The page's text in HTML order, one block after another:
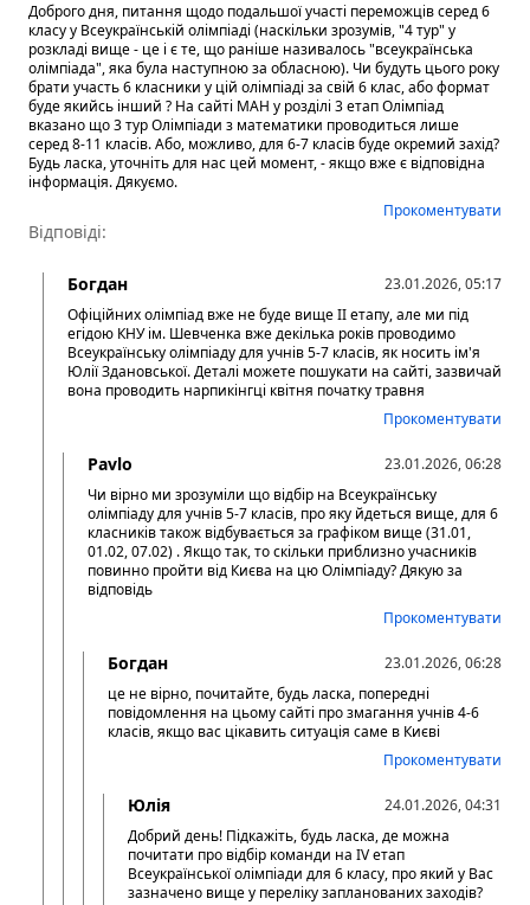
Доброго дня, питання щодо подальшої участі переможців серед 6
класу у Всеукраїнській олімпіаді (наскільки зрозумів, "4 тур" у
розкладі вище - це і є те, що раніше називалось "всеукраїнська
олімпіада", яка була наступною за обласною). Чи будуть цього року
брати участь 6 класники у цій олімпіаді за свій 6 клас, або формат
буде якийсь інший ? На сайті МАН у розділі 3 етап Олімпіад
вказано що 3 тур Олімпіади з математики проводиться лише
серед 8-11 класів. Або, можливо, для 6-7 класів буде окремий захід?
Будь ласка, уточніть для нас цей момент, - якщо вже є відповідна
інформація. Дякуємо.
Прокоментувати
Відповіді:
Богдан
23.01.2026, 05:17
Офіційних олімпіад вже не буде вище ІІ етапу, але ми під
егідою КНУ ім. Шевченка вже декілька років проводимо
Всеукраїнську олімпіаду для учнів 5-7 класів, як носить ім'я
Юлії Здановської. Деталі можете пошукати на сайті, зазвичай
вона проводить нарпикінгці квітня початку травня
Прокоментувати
Pavlo
23.01.2026, 06:28
Чи вірно ми зрозуміли що відбір на Всеукраїнську
олімпіаду для учнів 5-7 класів, про яку йдеться вище, для 6
класників також відбувається за графіком вище (31.01,
01.02, 07.02) . Якщо так, то скільки приблизно учасників
повинно пройти від Києва на цю Олімпіаду? Дякую за
відповідь
Прокоментувати
Богдан
23.01.2026, 06:28
це не вірно, почитайте, будь ласка, попередні
повідомлення на цьому сайті про змагання учнів 4-6
класів, якщо вас цікавить ситуація саме в Києві
Прокоментувати
Юлія
24.01.2026, 04:31
Добрий день! Підкажіть, будь ласка, де можна
почитати про відбір команди на IV етап
Всеукраїнської олімпіади для 6 класу, про який у Вас
зазначено вище у переліку запланованих заходів?